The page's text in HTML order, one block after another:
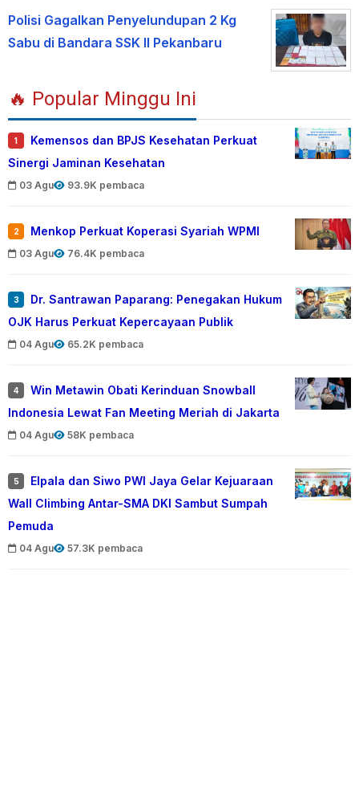
Polisi Gagalkan Penyelundupan 2 Kg
Sabu di Bandara SSK II Pekanbaru
🔥 Popular Minggu Ini
1
Kemensos dan BPJS Kesehatan Perkuat
Sinergi Jaminan Kesehatan
03 Agu 93.9K pembaca
2 Menkop Perkuat Koperasi Syariah WPMI
03 Agu 76.4K pembaca
3
Dr. Santrawan Paparang: Penegakan Hukum
OJK Harus Perkuat Kepercayaan Publik
04 Agu 65.2K pembaca
4
Win Metawin Obati Kerinduan Snowball
Indonesia Lewat Fan Meeting Meriah di Jakarta
04 Agu 58K pembaca
5
Elpala dan Siwo PWI Jaya Gelar Kejuaraan
Wall Climbing Antar-SMA DKI Sambut Sumpah
Pemuda
04 Agu 57.3K pembaca